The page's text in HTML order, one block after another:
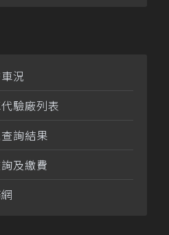
況
驗廠列表
詢結果
及繳費